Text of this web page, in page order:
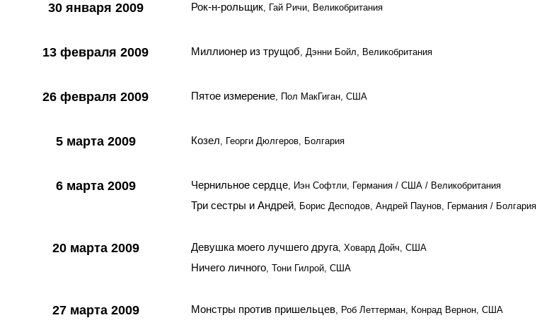
30 января 2009 Рок-н-рольщик, Гай Ричи, Великобритания
13 февраля 2009 Миллионер из трущоб, Дэнни Бойл, Великобритания
26 февраля 2009 Пятое измерение, Пол МакГиган, США
5 марта 2009 Козел, Георги Дюлгеров, Болгария
6 марта 2009 Чернильное сердце, Иэн Софтли, Германия / США / Великобритания
Три сестры и Андрей, Борис Десподов, Андрей Паунов, Германия / Болгария
20 марта 2009 Девушка моего лучшего друга, Ховард Дойч, США
Ничего личного, Тони Гилрой, США
27 марта 2009 Монстры против пришельцев, Роб Леттерман, Конрад Вернон, США